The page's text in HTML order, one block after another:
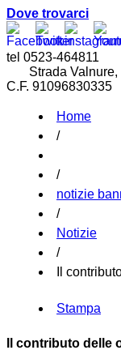
Dove trovarci
tel 0523-464811
Strada Valnure,
C.F. 91096830335
Home
/
/
notizie
/
Notizie
/
Il
Stampa
Il contributo delle